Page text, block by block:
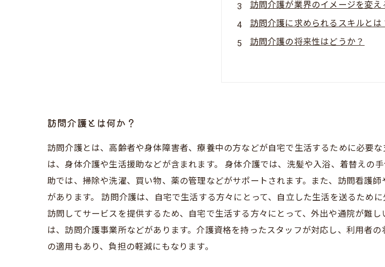
訪問介護が業界のイメージを変え
訪問介護に求められるスキルとは
訪問介護の将来性はどうか？
訪問介護とは何か？
訪問介護とは、高齢者や身体障害者、療養中の方などが自宅で生活するために必要
は、身体介護や生活援助などが含まれます。 身体介護では、洗髪や入浴、着替えの
助では、掃除や洗濯、買い物、薬の管理などがサポートされます。また、訪問看護
があります。 訪問介護は、自宅で生活する方々にとって、自立した生活を送るため
訪問してサービスを提供するため、自宅で生活する方々にとって、外出や通院が難
は、訪問介護事業所などがあります。介護資格を持ったスタッフが対応し、利用者
の適用もあり、負担の軽減にもなります。